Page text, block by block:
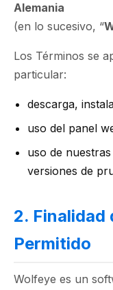
Alemania
(en lo sucesivo, “
Los Términos se
particular:
descarga,
uso del panel
uso de
versiones de
2. Finalidad
Permitido
Wolfeye es un